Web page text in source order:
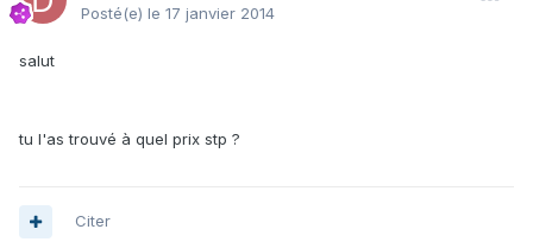
Posté(e) le 17 janvier 2014
salut
tu l'as trouvé à quel prix stp ?
Citer